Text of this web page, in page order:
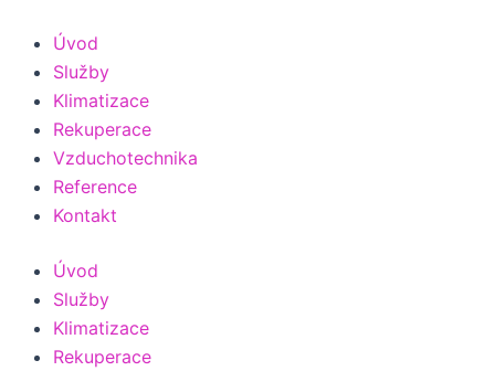
obsah
Úvod
Služby
Klimatizace
Rekuperace
Vzduchotechnika
Reference
Kontakt
Úvod
Služby
Klimatizace
Rekuperace